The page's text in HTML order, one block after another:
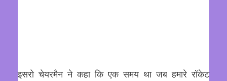
इसरो चेयरमैन ने कहा कि एक समय था जब हमारे रॉकेट